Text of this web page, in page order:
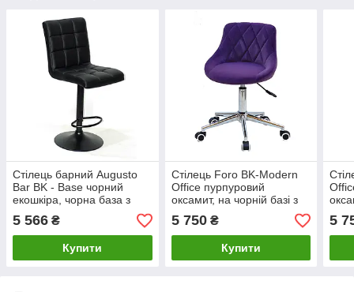
Стілець барний Augusto
Bar BK - Base чорний
екошкіра, чорна база з
регулюванням висоти
сидіння
5 566 ₴
Купити
Стілець Foro BK-Modern
Office пурпуровий
оксамит, на чорній базі з
колесами, з
регулюванням висоти
сидіння
5 750₴
Купити
5